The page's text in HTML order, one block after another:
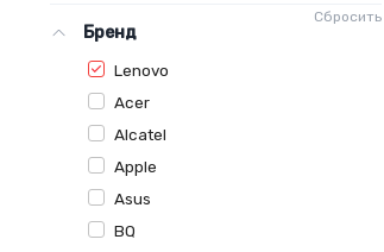
Сбросить
Бренд
Lenovo
Acer
Alcatel
Apple
Asus
BQ